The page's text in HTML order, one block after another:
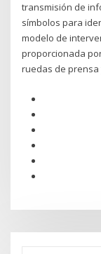
transmisión de
símbolos para
modelo de
proporcionada
ruedas de prensa